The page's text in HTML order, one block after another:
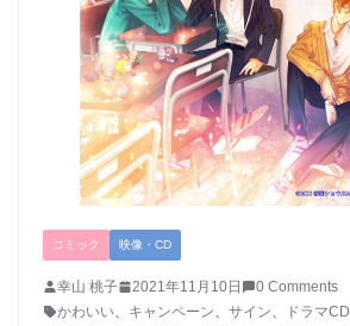
コミック 映像・CD
幸山 桃子 2021年11月10日
0 Comments
かわいい、 キャンペーン、 サイン、 ドラマCD